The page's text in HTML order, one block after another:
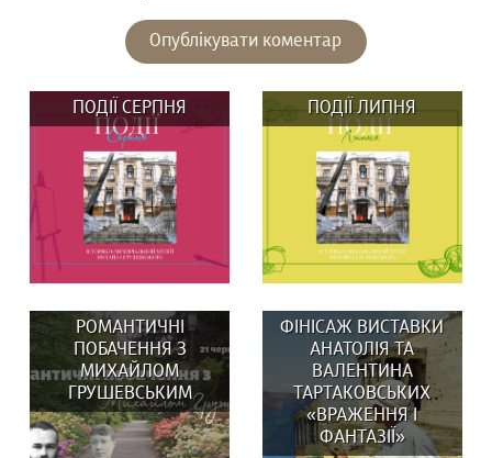
ПОДІЇ СЕРПНЯ
ВИСТАВКИ: 29 та 30
серпня о 14:00
ПОДІЇ ЛИПНЯ
У липні в музеї:
ВИСТАВКИ: Вистав(к)а
РОМАНТИЧНІ
ПОБАЧЕННЯ З
МИХАЙЛОМ
ГРУШЕВСЬКИМ
ФІНІСАЖ ВИСТАВКИ
АНАТОЛІЯ ТА
ВАЛЕНТИНА
ТАРТАКОВСЬКИХ
«ВРАЖЕННЯ І
ФАНТАЗІЇ»